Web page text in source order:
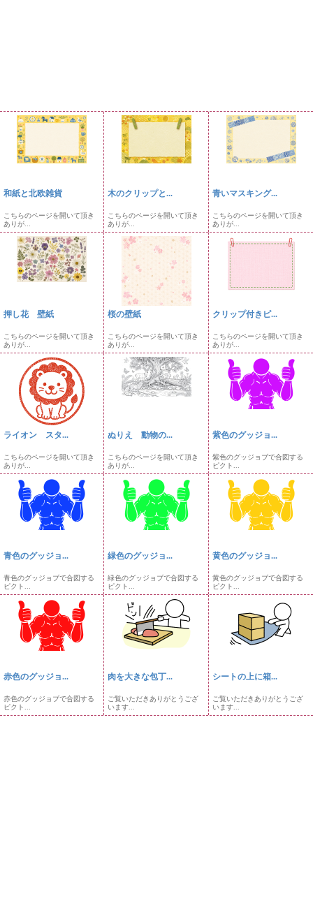
和紙と北欧雑貨
こちらのページを開いて頂き
ありが...
木のクリップと...
こちらのページを開いて頂き
ありが...
青いマスキング...
こちらのページを開いて頂き
ありが...
押し花 壁紙
こちらのページを開いて頂き
ありが...
桜の壁紙
こちらのページを開いて頂き
ありが...
クリップ付きピ...
こちらのページを開いて頂き
ありが...
ライオン スタ...
こちらのページを開いて頂き
ありが...
ぬりえ 動物の...
こちらのページを開いて頂き
ありが...
紫色のグッジョ...
紫色のグッジョブで合図する
ピクト...
青色のグッジョ...
青色のグッジョブで合図する
ピクト...
緑色のグッジョ...
緑色のグッジョブで合図する
ピクト...
黄色のグッジョ...
黄色のグッジョブで合図する
ピクト...
赤色のグッジョ...
赤色のグッジョブで合図する
ピクト...
肉を大きな包丁...
ご覧いただきありがとうござ
います...
シートの上に箱...
ご覧いただきありがとうござ
います...